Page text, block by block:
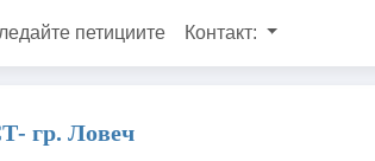
петициите Контакт:
гр. Ловеч